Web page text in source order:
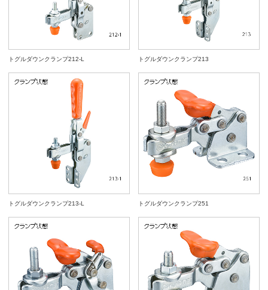
トグルダウンクランプ212-L トグルダウンクランプ213
トグルダウンクランプ213-L トグルダウンクランプ251